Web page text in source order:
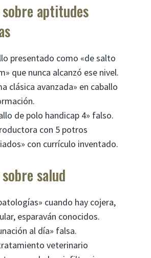
sobre aptitudes
presentado como «de salto
que nunca alcanzó ese nivel.
clásica avanzada» en caballo
de polo handicap 4» falso.
con 5 potros
con currículo inventado.
salud
cuando hay cojera,
esparaván conocidos.
al día» falsa.
veterinario